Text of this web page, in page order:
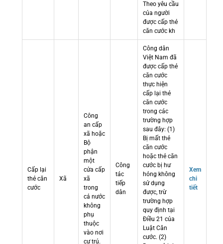
Theo yêu cầu
của người
được cấp thẻ
căn cước kh
Cấp lại
thẻ căn
cước
Xã
Công
an cấp
xã hoặc
Bộ
phận
một
cửa cấp
xã
trong
cả nước
không
phụ
thuộc
vào nơi
cư trú.
Công
tác
tiếp
dân
Công dân
Việt Nam đã
được cấp thẻ
căn cước
thực hiện
cấp lại thẻ
căn cước
trong các
trường hợp
sau đây: (1)
Bị mất thẻ
căn cước
hoặc thẻ căn
cước bị hư
hỏng không
sử dụng
được, trừ
trường hợp
quy định tại
Điều 21 của
Luật Căn
cước. (2)
Xem
chi
tiết